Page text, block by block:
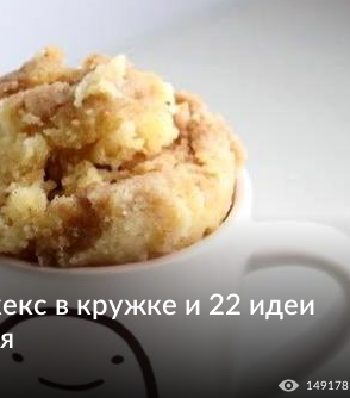
в кружке и 22 идеи
149178